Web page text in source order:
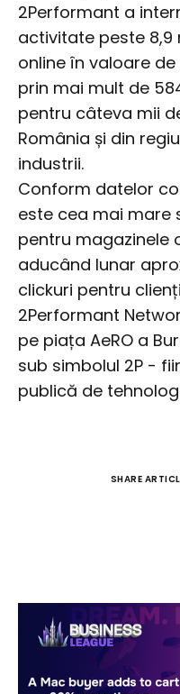
2Performant a
activitate peste 8,9
online în valoare
prin mai mult de
pentru câteva mii
România și din
industrii.
Conform datelor
este cea mai mare
pentru magazinele
aducând lunar
clickuri pentru
2Performant
pe piața AeRO a
sub simbolul 2P -
publică de
SHARE